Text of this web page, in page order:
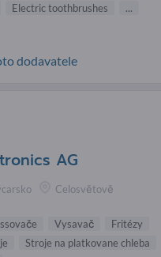
Electric toothbrushes ...
dodavatele
AG
Celosvětově
Vysavač
Fritézy
Stroje na platkovane chleba